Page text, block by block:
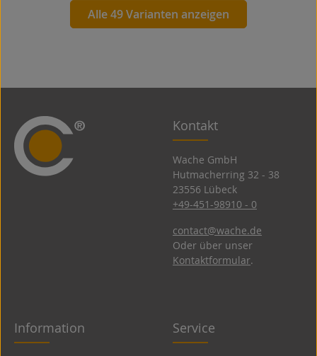
Alle 49 Varianten anzeigen
Kontakt
Wache GmbH
Hutmacherring 32 ­- 38
23556 Lübeck
+49-451-98910 - 0
contact@wache.de
Oder über unser
Kontaktformular.
Information Service